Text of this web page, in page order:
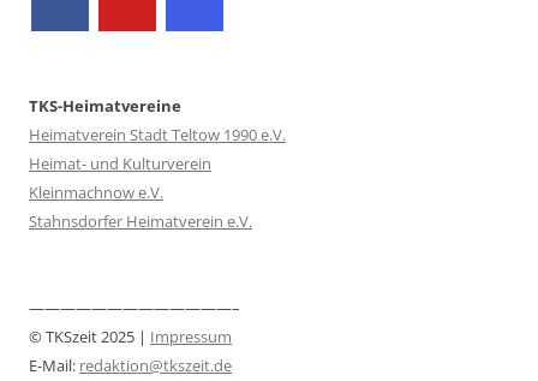
TKS-Heimatvereine
Heimatverein Stadt Teltow 1990 e.V.
Heimat- und Kulturverein
Kleinmachnow e.V.
Stahnsdorfer Heimatverein e.V.
—————————————–
© TKSzeit 2025 | Impressum
E-Mail: redaktion@tkszeit.de